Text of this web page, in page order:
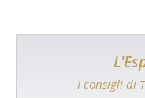
I consigli di